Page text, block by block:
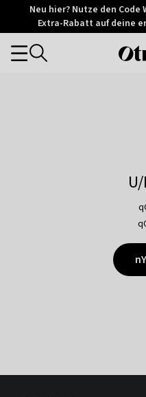
Otrium
Trustpilot
Neu hier? Nutze den Code
Extra-Rabatt auf deine
Categories